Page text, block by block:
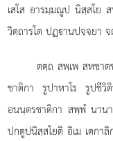
เสโส อารมฺมณูป นิสฺสโย
วิตฺถารโต ปฏฺานปจฺจยา
ตตฺถ สพฺเพ สหชา
ชาติกา รูปาหาโร รูปชี
อนนฺตรชาติกา สพฺพํ นา
ปกตูปนิสฺสโยติ อิเม เตก